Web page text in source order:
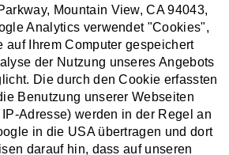
Mountain View, CA 94043,
Analytics verwendet "Cookies",
auf Ihrem Computer gespeichert
der Nutzung unseres Angebots
Die durch den Cookie erfassten
Benutzung unserer Webseiten
Adresse) werden in der Regel an
in die USA übertragen und dort
darauf hin, dass auf unseren